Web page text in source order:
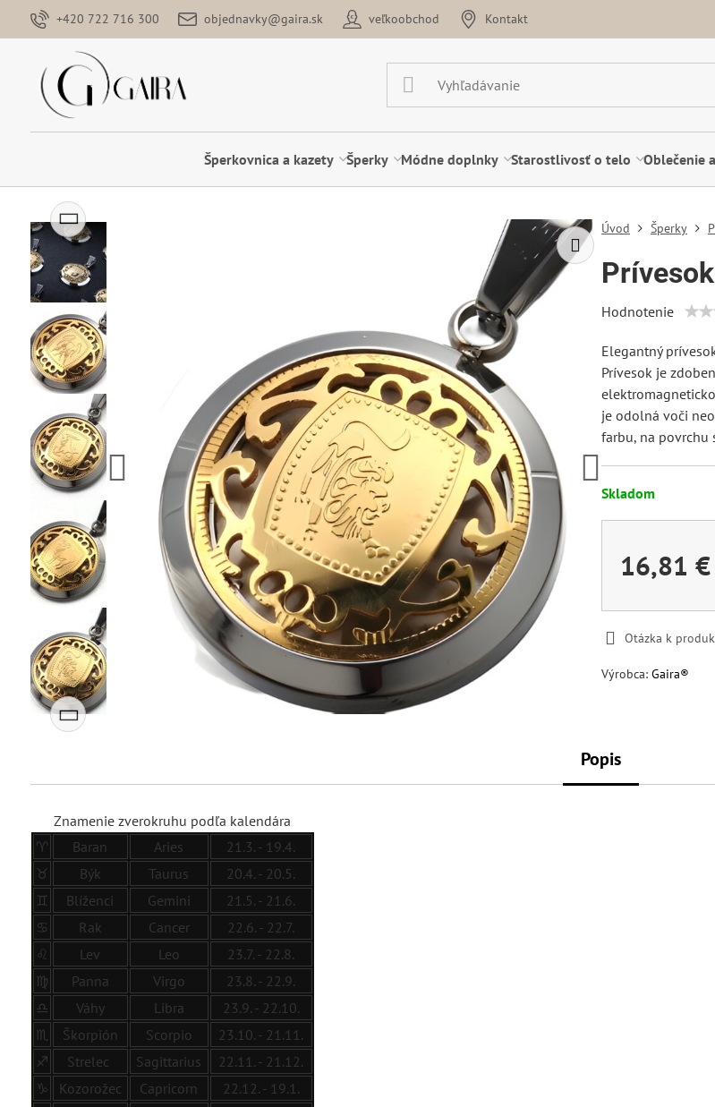
+420 722 716 300 objednavky@gaira.sk veľkoobchod Kontakt
Šperkovnica a kazety Šperky Módne doplnky Starostlivosť o telo Oblečenie
Úvod Šperky
Hodnotenie
Elegantný
Prívesok je
je odolná voči
farbu, na povrchu
Skladom
16,81 €
Otázka k
Výrobca: Gaira®
Popis
Znamenie zverokruhu podľa kalendára
♈
Baran Aries
21.3. - 19.4.
♉
Býk Taurus
20.4. - 20.5.
♊
Blíženci Gemini
21.5. - 21.6.
♋
Rak Cancer
22.6. - 22.7.
♌
Lev Leo
23.7. - 22.8.
♍
Panna Virgo
23.8. - 22.9.
♎
Váhy Libra
23.9. - 22.10.
♏
Škorpión Scorpio
23.10. - 21.11.
♐
Strelec Sagittarius
22.11. - 21.12.
♑
Kozorožec Capricorn
22.12. - 19.1.